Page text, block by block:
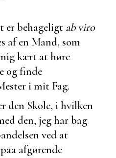
er behageligt ab viro
af en Mand, som
kært at høre
og finde
i mit Fag.
den Skole, i hvilken
den, jeg har bag
ved at
afgørende